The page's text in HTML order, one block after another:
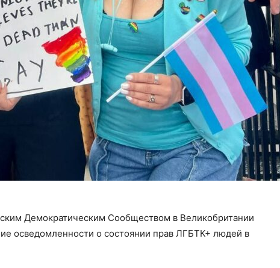
Демократическим Сообществом в Великобритании
осведомленности о состоянии прав ЛГБТК+ людей в